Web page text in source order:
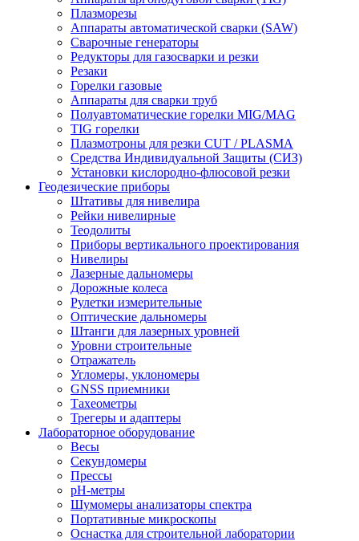
Плазморезы
Аппараты автоматической сварки (SAW)
Сварочные генераторы
Редукторы для газосварки и резки
Резаки
Горелки газовые
Аппараты для сварки труб
Полуавтоматические горелки MIG/MAG
TIG горелки
Плазмотроны для резки CUT / PLASMA
Средства Индивидуальной Защиты (СИЗ)
Установки кислородно-флюсовой резки
Геодезические приборы
Штативы для нивелира
Рейки нивелирные
Теодолиты
Приборы вертикального проектирования
Нивелиры
Лазерные дальномеры
Дорожные колеса
Рулетки измерительные
Оптические дальномеры
Штанги для лазерных уровней
Уровни строительные
Отражатель
Угломеры, уклономеры
GNSS приемники
Тахеометры
Трегеры и адаптеры
Лабораторное оборудование
Весы
Секундомеры
Прессы
pH-метры
Шумомеры анализаторы спектра
Портативные микроскопы
Оснастка для строительной лаборатории